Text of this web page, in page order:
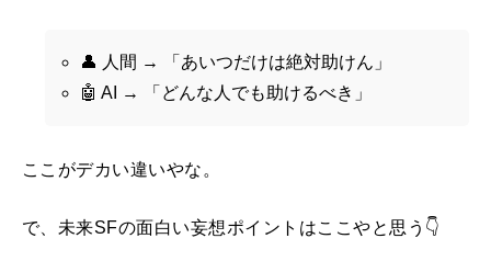
👤 人間 → 「あいつだけは絶対助けん」
🤖 AI → 「どんな人でも助けるべき」
ここがデカい違いやな。
で、未来SFの面白い妄想ポイントはここやと思う👇